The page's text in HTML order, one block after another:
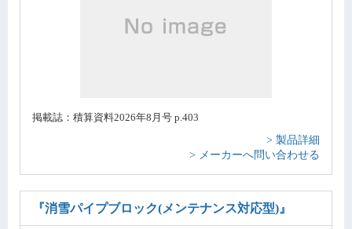
掲載誌：積算資料2026年8月号 p.403
> 製品詳細
> メーカーへ問い合わせる
『消雪パイプブロック(メンテナンス対応型)』